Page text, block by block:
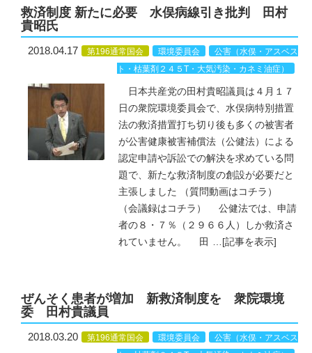
救済制度 新たに必要 水俣病線引き批判 田村
貴昭氏
2018.04.17 第196通常国会 環境委員会
公害（水俣・アスベス
ト・枯葉剤２４５T・大気汚染・カネミ油症）
日本共産党の田村貴昭議員は４月１７
日の衆院環境委員会で、水俣病特別措置
法の救済措置打ち切り後も多くの被害者
が公害健康被害補償法（公健法）による
認定申請や訴訟での解決を求めている問
題で、新たな救済制度の創設が必要だと
主張しました （質問動画はコチラ）
（会議録はコチラ） 公健法では、申請
者の８・７％（２９６６人）しか救済さ
れていません。 田
… [記事を表示]
ぜんそく患者が増加 新救済制度を 衆院環境
委 田村貴議員
2018.03.20 第196通常国会 環境委員会
公害（水俣・アスベス